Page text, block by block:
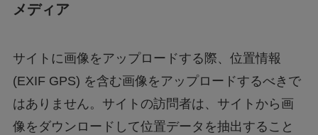
メディア
サイトに画像をアップロードする際、位置情報
(EXIF GPS) を含む画像をアップロードするべきで
はありません。サイトの訪問者は、サイトから画
像をダウンロードして位置データを抽出すること